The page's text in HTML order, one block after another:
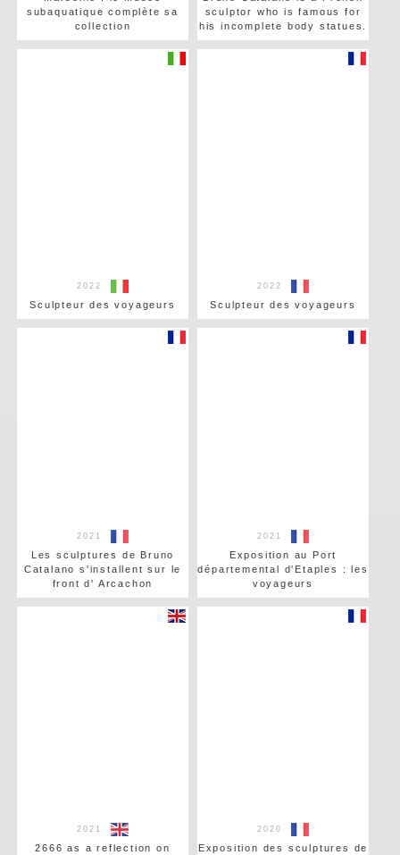
subaquatique complète sa
collection
sculptor who is famous for
his incomplete body statues.
2022
Sculpteur des voyageurs
2022
Sculpteur des voyageurs
2021
Les sculptures de Bruno
Catalano s'installent sur le
front d' Arcachon
2021
Exposition au Port
départemental d'Etaples : les
voyageurs
2021
2666 as a reflection on
2020
Exposition des sculptures de